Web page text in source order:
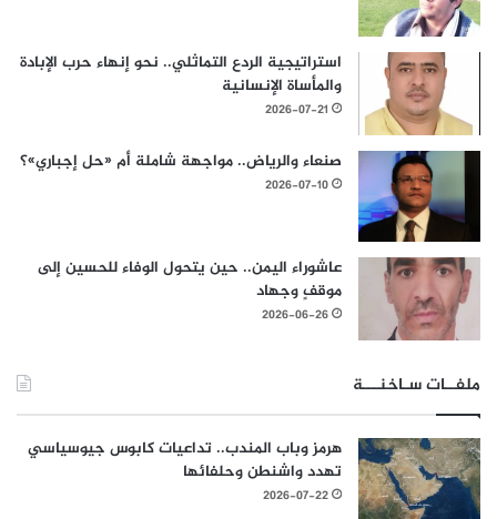
استراتيجية الردع التماثلي.. نحو إنهاء حرب الإبادة
والمأساة الإنسانية
2026-07-21
صنعاء والرياض.. مواجهة شاملة أم «حل إجباري»؟
2026-07-10
عاشوراء اليمن.. حين يتحول الوفاء للحسين إلى
موقفٍ وجهاد
2026-06-26
ملفــات سـاخنـــة
هرمز وباب المندب.. تداعيات كابوس جيوسياسي
تهدد واشنطن وحلفائها
2026-07-22